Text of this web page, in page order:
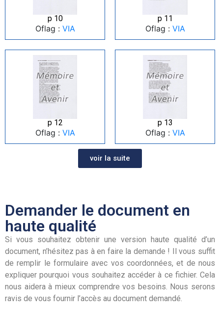
p 10
Oflag : VIA
p 11
Oflag : VIA
p 12
Oflag : VIA
p 13
Oflag : VIA
voir la suite
Demander le document en
haute qualité
Si vous souhaitez obtenir une version haute qualité d’un
document, n’hésitez pas à en faire la demande ! Il vous suffit
de remplir le formulaire avec vos coordonnées, et de nous
expliquer pourquoi vous souhaitez accéder à ce fichier. Cela
nous aidera à mieux comprendre vos besoins. Nous serons
ravis de vous fournir l’accès au document demandé.